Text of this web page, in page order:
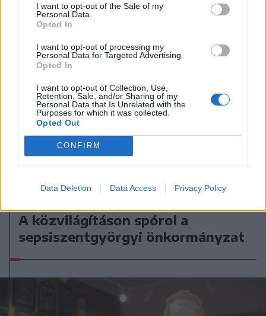
I want to opt-out of the Sale of my
Personal Data.
Opted In
I want to opt-out of processing my
Personal Data for Targeted Advertising.
Opted In
I want to opt-out of Collection, Use,
Retention, Sale, and/or Sharing of my
Personal Data that Is Unrelated with the
Purposes for which it was collected.
Opted Out
CONFIRM
Data Deletion Data Access Privacy Policy
A közvilágításon spórol a
sepsiszentgyörgyi önkormányzat